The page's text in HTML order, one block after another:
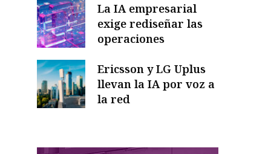
La IA empresarial
exige rediseñar las
operaciones
Ericsson y LG Uplus
llevan la IA por voz a
la red